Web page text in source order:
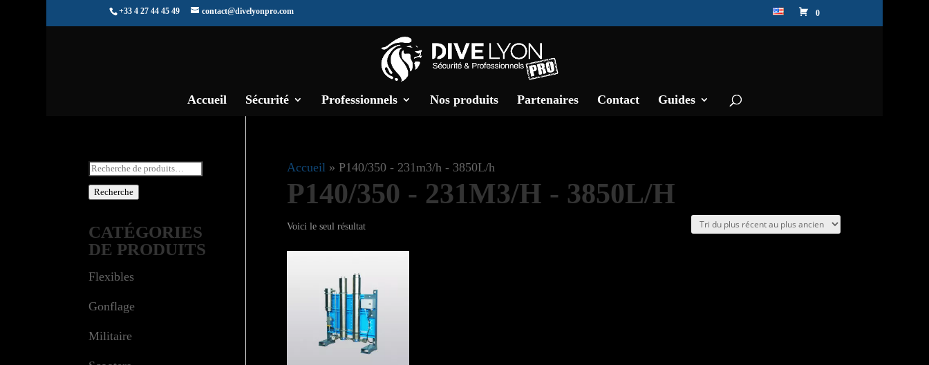
+33 4 27 44 45 49 contact@divelyonpro.com 0
Accueil Sécurité Professionnels Nos produits Partenaires Contact Guides
Accueil» P140/350 - 231m3/h - 3850L/h
P140/350 - 231M3/H - 3850L/H
Voici le seul résultat
Recherche
pour :
Recherche
CATÉGORIES
DE PRODUITS
Flexibles
Gonflage
Militaire